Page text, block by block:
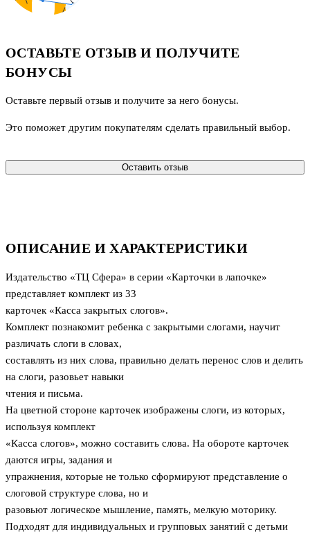
ОПИСАНИЕ И ХАРАКТЕРИСТИКИ
Издательство «ТЦ Сфера» в серии «Карточки в лапочке»
представляет комплект из 33
карточек «Касса закрытых слогов».
Комплект познакомит ребенка с закрытыми слогами, научит
различать слоги в словах,
составлять из них слова, правильно делать перенос слов и делить
на слоги, разовьет навыки
чтения и письма.
На цветной стороне карточек изображены слоги, из которых,
используя комплект
«Касса слогов», можно составить слова. На обороте карточек
даются игры, задания и
упражнения, которые не только сформируют представление о
слоговой структуре слова, но и
разовьют логическое мышление, память, мелкую моторику.
Подходят для индивидуальных и групповых занятий с детьми
ОСТАВЬТЕ ОТЗЫВ И ПОЛУЧИТЕ
БОНУСЫ
Оставьте первый отзыв и получите за него бонусы.
Это поможет другим покупателям сделать правильный выбор.
Оставить отзыв